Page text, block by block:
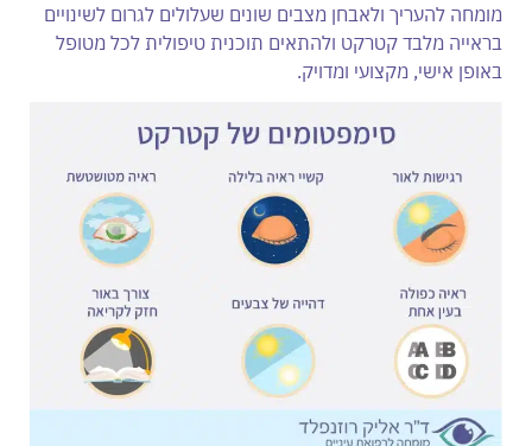
מומחה להעריך ולאבחן מצבים שונים שעלולים לגרום לשינויים
בראייה מלבד קטרקט ולהתאים תוכנית טיפולית לכל מטופל
באופן אישי, מקצועי ומדויק.